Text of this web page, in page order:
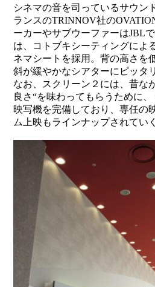
シネマの音を司っているサウン
ランスのTRINNOV社の
ーカーやサブウーファーはJBL
は、コトブキシーティングによ
ネマシートを採用。背の高さを
斜が緩やかなシアターにピッタ
なお、スクリーン２には、昔な
良さ“を味わってもらうために
映写機を完備しており、専任の
ム上映もラインナップされてい